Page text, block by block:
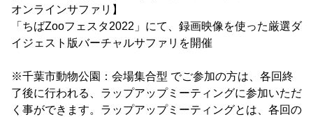
オンラインサファリ】
「ちばZooフェスタ2022」にて、録画映像を使った厳選ダ
イジェスト版バーチャルサファリを開催
※千葉市動物公園：会場集合型 でご参加の方は、各回終
了後に行われる、ラップアップミーティングに参加いただ
く事ができます。ラップアップミーティングとは、各回の